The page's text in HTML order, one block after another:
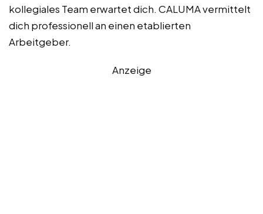
kollegiales Team erwartet dich. CALUMA vermittelt
dich professionell an einen etablierten
Arbeitgeber.
Anzeige